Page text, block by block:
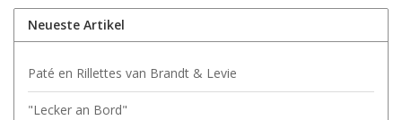
Neueste Artikel
Paté en Rillettes van Brandt & Levie
"Lecker an Bord"